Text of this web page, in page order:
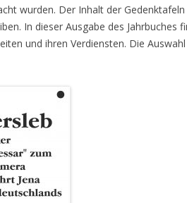
wurden. Der Inhalt der Gedenktafeln
In dieser Ausgabe des Jahrbuches
und ihren Verdiensten. Die